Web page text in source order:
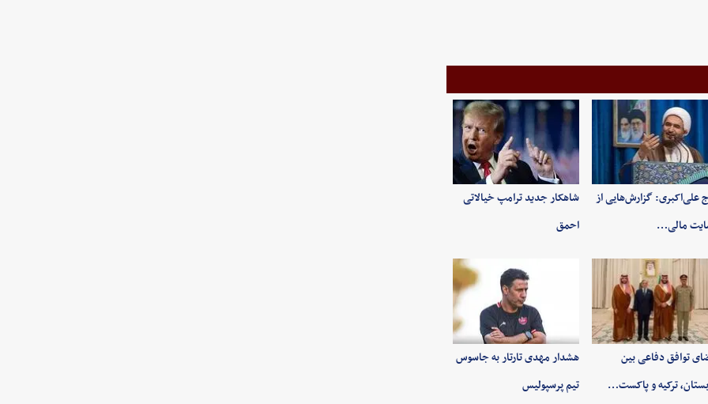
علی‌اکبری: گزارش‌هایی از
مالی…
شاهکار جدید ترامپ خیالاتی
احمق
توافق دفاعی بین
ترکیه و پاکست…
هشدار مهدی تارتار به جاسوس
تیم پرسپولیس